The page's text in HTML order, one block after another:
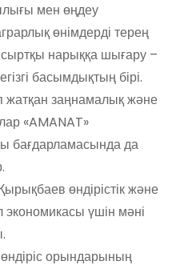
мен өңдеу
өнімдерді терең
нарыққа шығару –
басымдықтың бірі.
жатқан заңнамалық және
«AMANAT»
бағдарламасында да
өндірістік және
үшін мәні
орындарының